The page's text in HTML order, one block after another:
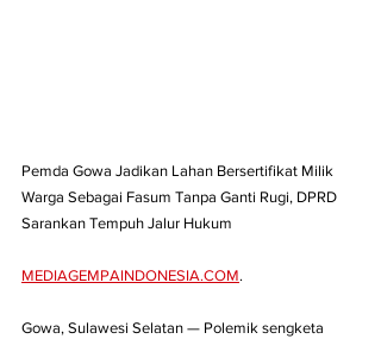
Pemda Gowa Jadikan Lahan Bersertifikat Milik
Warga Sebagai Fasum Tanpa Ganti Rugi, DPRD
Sarankan Tempuh Jalur Hukum
MEDIAGEMPAINDONESIA.COM.
Gowa, Sulawesi Selatan — Polemik sengketa